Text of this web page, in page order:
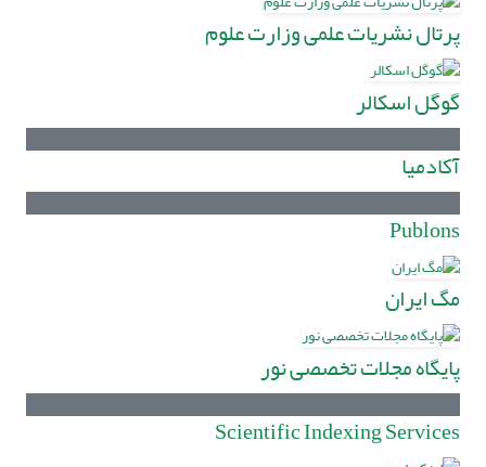
پرتال نشریات علمی وزارت علوم
گوگل اسکالر
آکادمیا
Publons
مگ ایران
پایگاه مجلات تخصصی نور
Scientific Indexing Services